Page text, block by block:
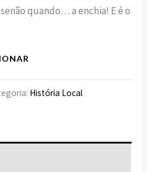
quando… a enchia! E é o
História Local